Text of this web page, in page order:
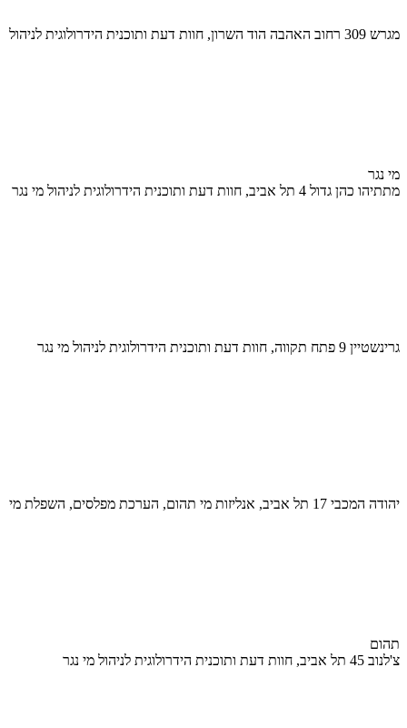
מגרש 309 רחוב האהבה הוד השרון, חוות דעת ותוכנית הידרולוגית לניהול
מי נגר
מתתיהו כהן גדול 4 תל אביב, חוות דעת ותוכנית הידרולוגית לניהול מי נגר
גרינשטיין 9 פתח תקווה, חוות דעת ותוכנית הידרולוגית לניהול מי נגר
יהודה המכבי 17 תל אביב, אנליזות מי תהום, הערכת מפלסים, השפלת מי
תהום
צ'לנוב 45 תל אביב, חוות דעת ותוכנית הידרולוגית לניהול מי נגר